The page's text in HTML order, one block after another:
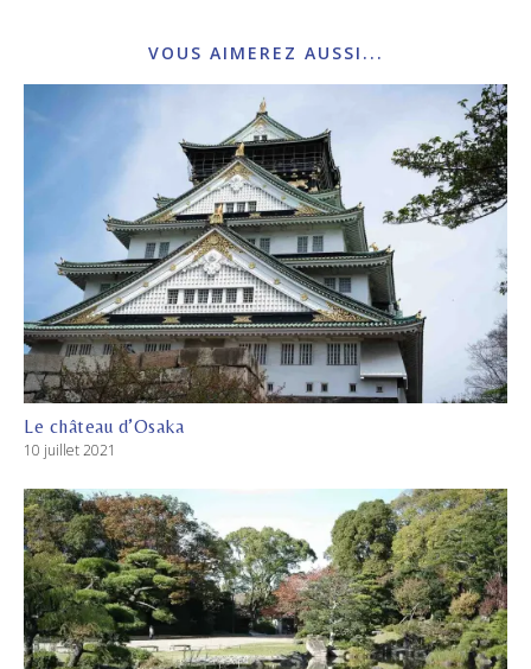
VOUS AIMEREZ AUSSI...
Le château d’Osaka
10 juillet 2021